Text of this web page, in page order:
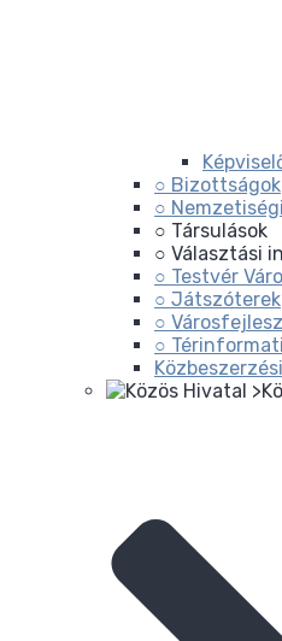
○ Bizottságok
○
○ Társulások
○ Választási
○ Testvér
○ Játszóterek
○
○